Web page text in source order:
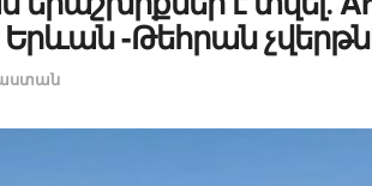
Երևան -Թեհրան